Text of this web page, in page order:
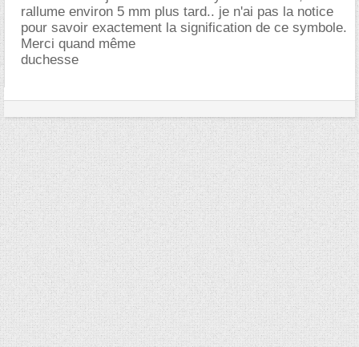
rallume environ 5 mm plus tard.. je n'ai pas la notice
pour savoir exactement la signification de ce symbole.
Merci quand même
duchesse